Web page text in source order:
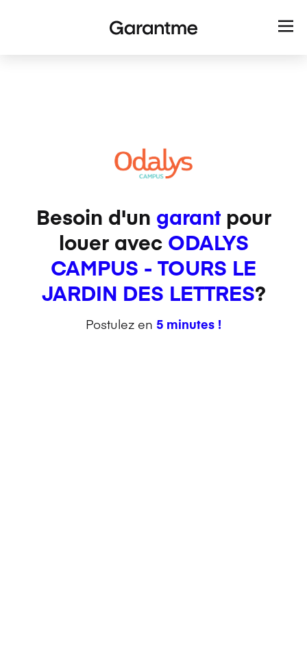
Besoin d'un garantpour
louer avec ODALYS
CAMPUS - TOURS LE
JARDIN DES LETTRES?
Postulez en 5 minutes !